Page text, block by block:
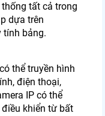
tất cả trong
dựa trên
tính bảng.
thể truyền hình
điện thoại,
IP có thể
khiển từ bất